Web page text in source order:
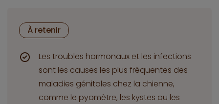
À retenir
Les troubles hormonaux et les infections
sont les causes les plus fréquentes des
maladies génitales chez la chienne,
comme le pyomètre, les kystes ou les